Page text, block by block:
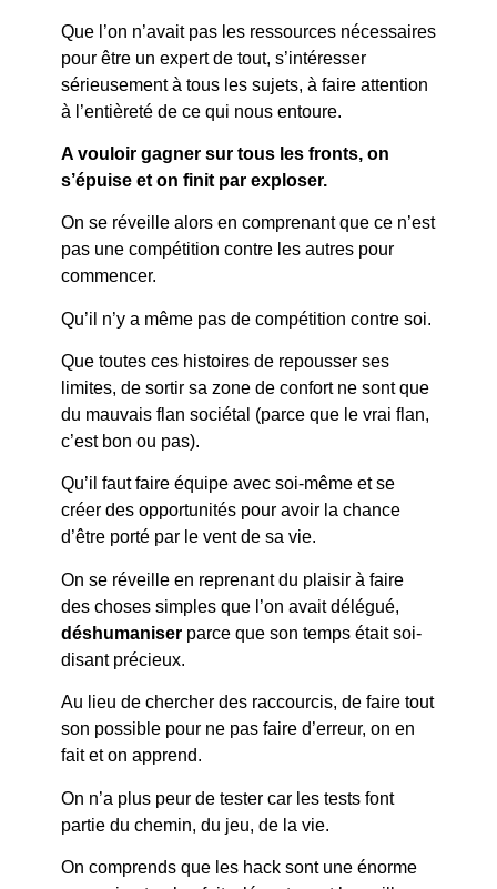
Que l’on n’avait pas les ressources nécessaires
pour être un expert de tout, s’intéresser
sérieusement à tous les sujets, à faire attention
à l’entièreté de ce qui nous entoure.
A vouloir gagner sur tous les fronts, on
s’épuise et on finit par exploser.
On se réveille alors en comprenant que ce n’est
pas une compétition contre les autres pour
commencer.
Qu’il n’y a même pas de compétition contre soi.
Que toutes ces histoires de repousser ses
limites, de sortir sa zone de confort ne sont que
du mauvais flan sociétal (parce que le vrai flan,
c’est bon ou pas).
Qu’il faut faire équipe avec soi-même et se
créer des opportunités pour avoir la chance
d’être porté par le vent de sa vie.
On se réveille en reprenant du plaisir à faire
des choses simples que l’on avait délégué,
déshumaniserparce que son temps était soi-
disant précieux.
Au lieu de chercher des raccourcis, de faire tout
son possible pour ne pas faire d’erreur, on en
fait et on apprend.
On n’a plus peur de tester car les tests font
partie du chemin, du jeu, de la vie.
On comprends que les hack sont une énorme